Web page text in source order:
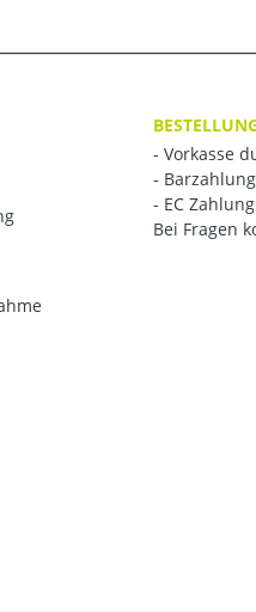
- Vorkasse
-
- EC
Bei Fragen